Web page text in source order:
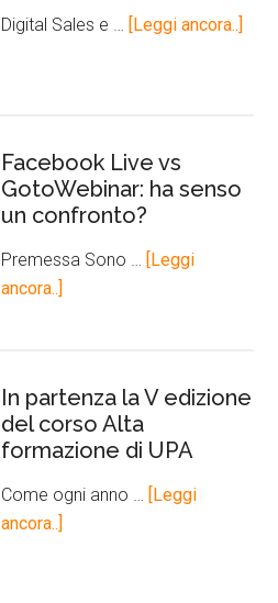
Digital Sales e … [Leggi ancora..]
Facebook Live vs
GotoWebinar: ha senso
un confronto?
Premessa Sono … [Leggi
ancora..]
In partenza la V edizione
del corso Alta
formazione di UPA
Come ogni anno … [Leggi
ancora..]